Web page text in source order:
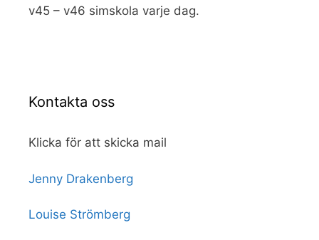
v45 – v46 simskola varje dag.
Kontakta oss
Klicka för att skicka mail
Jenny Drakenberg
Louise Strömberg